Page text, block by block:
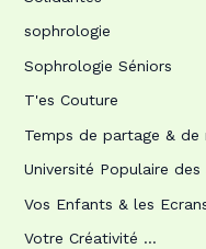
sophrologie
Sophrologie Séniors
T'es Couture
Temps de partage & de
Université Populaire des
Vos Enfants & les
Votre Créativité …